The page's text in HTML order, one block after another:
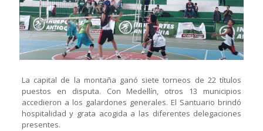
La capital de la montaña ganó siete torneos de 22 títulos
puestos en disputa. Con Medellín, otros 13 municipios
accedieron a los galardones generales. El Santuario brindó
hospitalidad y grata acogida a las diferentes delegaciones
presentes.